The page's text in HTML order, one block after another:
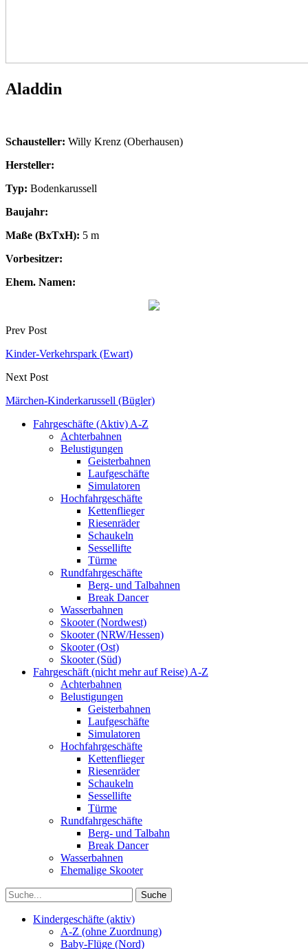
Aladdin
Schausteller: Willy Krenz (Oberhausen)
Hersteller:
Typ: Bodenkarussell
Baujahr:
Maße (BxTxH): 5 m
Vorbesitzer:
Ehem. Namen:
Prev Post
Kinder-Verkehrspark (Ewart)
Next Post
Märchen-Kinderkarussell (Bügler)
Fahrgeschäfte (Aktiv) A-Z
Achterbahnen
Belustigungen
Geisterbahnen
Laufgeschäfte
Simulatoren
Hochfahrgeschäfte
Kettenflieger
Riesenräder
Schaukeln
Sessellifte
Türme
Rundfahrgeschäfte
Berg- und Talbahnen
Break Dancer
Wasserbahnen
Skooter (Nordwest)
Skooter (NRW/Hessen)
Skooter (Ost)
Skooter (Süd)
Fahrgeschäft (nicht mehr auf Reise) A-Z
Achterbahnen
Belustigungen
Geisterbahnen
Laufgeschäfte
Simulatoren
Hochfahrgeschäfte
Kettenflieger
Riesenräder
Schaukeln
Sessellifte
Türme
Rundfahrgeschäfte
Berg- und Talbahn
Break Dancer
Wasserbahnen
Ehemalige Skooter
Kindergeschäfte (aktiv)
A-Z (ohne Zuordnung)
Baby-Flüge (Nord)